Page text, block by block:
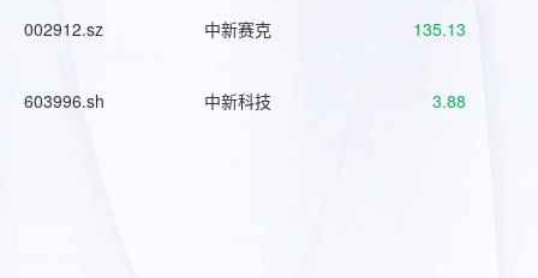
002912.sz 中新赛克 135.13
603996.sh 中新科技 3.88